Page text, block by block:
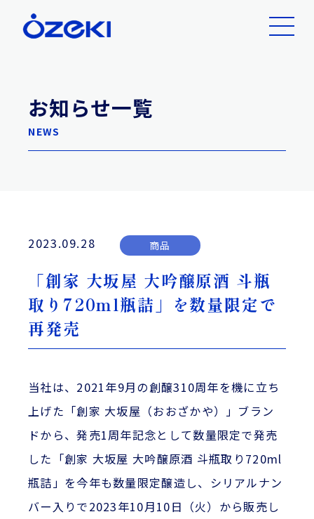
お知らせ一覧
NEWS
2023.09.28 商品
「創家 大坂屋 大吟醸原酒 斗瓶
取り720ml瓶詰」を数量限定で
再発売
当社は、2021年9月の創醸310周年を機に立ち
上げた「創家 大坂屋（おおざかや）」ブラン
ドから、発売1周年記念として数量限定で発売
した「創家 大坂屋 大吟醸原酒 斗瓶取り720ml
瓶詰」を今年も数量限定醸造し、シリアルナン
バー入りで2023年10月10日（火）から販売し